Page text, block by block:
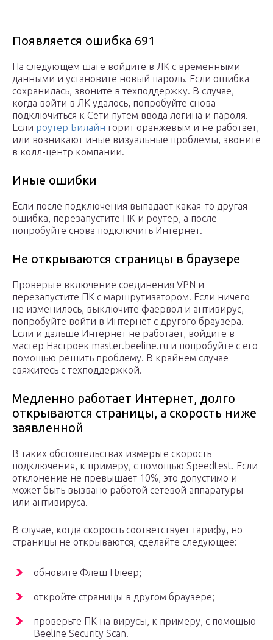
Появляется ошибка 691
На следующем шаге войдите в ЛК с временными
данными и установите новый пароль. Если ошибка
сохранилась, звоните в техподдержку. В случае,
когда войти в ЛК удалось, попробуйте снова
подключиться к Сети путем ввода логина и пароля.
Если роутер Билайн горит оранжевым и не работает,
или возникают иные визуальные проблемы, звоните
в колл-центр компании.
Иные ошибки
Если после подключения выпадает какая-то другая
ошибка, перезапустите ПК и роутер, а после
попробуйте снова подключить Интернет.
Не открываются страницы в браузере
Проверьте включение соединения VPN и
перезапустите ПК с маршрутизатором. Если ничего
не изменилось, выключите фаервол и антивирус,
попробуйте войти в Интернет с другого браузера.
Если и дальше Интернет не работает, войдите в
мастер Настроек master.beeline.ru и попробуйте с его
помощью решить проблему. В крайнем случае
свяжитесь с техподдержкой.
Медленно работает Интернет, долго
открываются страницы, а скорость ниже
заявленной
В таких обстоятельствах измерьте скорость
подключения, к примеру, с помощью Speedtest. Если
отклонение не превышает 10%, это допустимо и
может быть вызвано работой сетевой аппаратуры
или антивируса.
В случае, когда скорость соответствует тарифу, но
страницы не открываются, сделайте следующее:
обновите Флеш Плеер;
откройте страницы в другом браузере;
проверьте ПК на вирусы, к примеру, с помощью
Beeline Security Scan.